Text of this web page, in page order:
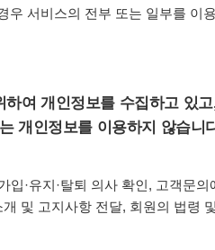
우 서비스의 전부 또는 일부를 이
여 개인정보를 수집하고 있
개인정보를 이용하지 않습니
입·유지·탈퇴 의사 확인, 고객문의
및 고지사항 전달, 회원의 법령